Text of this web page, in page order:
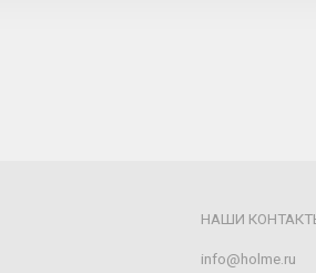
НАШИ
info@holme.ru